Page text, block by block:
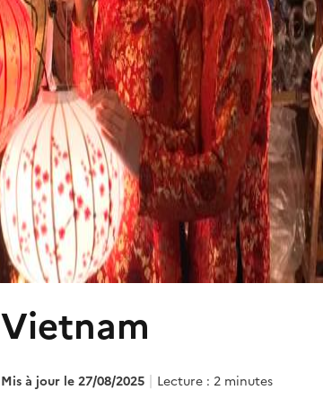
Vietnam
Mis à jour le27/08/2025 Lecture : 2 minutes